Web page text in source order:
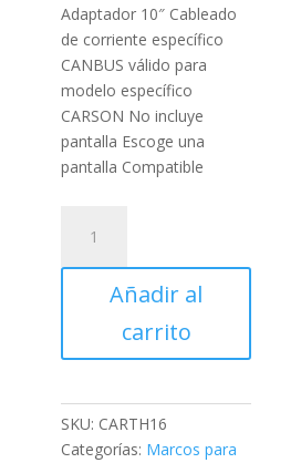
Adaptador 10″ Cableado
de corriente específico
CANBUS válido para
modelo específico
CARSON No incluye
pantalla Escoge una
pantalla Compatible
Adaptador
10"
Carson
cantidad
Añadir al
carrito
SKU: CARTH16
Categorías: Marcos para